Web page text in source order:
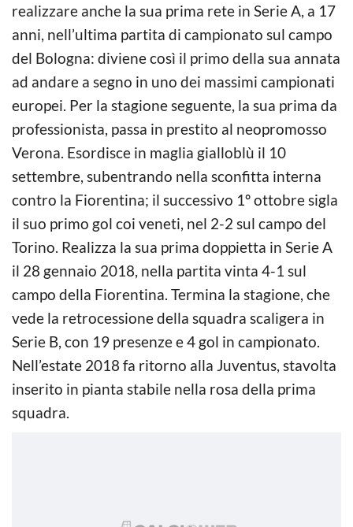
realizzare anche la sua prima rete in Serie A, a 17
anni, nell’ultima partita di campionato sul campo
del Bologna: diviene così il primo della sua annata
ad andare a segno in uno dei massimi campionati
europei. Per la stagione seguente, la sua prima da
professionista, passa in prestito al neopromosso
Verona. Esordisce in maglia gialloblù il 10
settembre, subentrando nella sconfitta interna
contro la Fiorentina; il successivo 1º ottobre sigla
il suo primo gol coi veneti, nel 2-2 sul campo del
Torino. Realizza la sua prima doppietta in Serie A
il 28 gennaio 2018, nella partita vinta 4-1 sul
campo della Fiorentina. Termina la stagione, che
vede la retrocessione della squadra scaligera in
Serie B, con 19 presenze e 4 gol in campionato.
Nell’estate 2018 fa ritorno alla Juventus, stavolta
inserito in pianta stabile nella rosa della prima
squadra.